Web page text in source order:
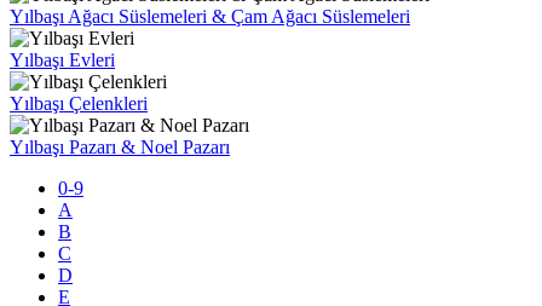
Yılbaşı Ağacı Süslemeleri & Çam Ağacı Süslemeleri
Yılbaşı Evleri
Yılbaşı Çelenkleri
Yılbaşı Pazarı & Noel Pazarı
0-9
A
B
C
D
E